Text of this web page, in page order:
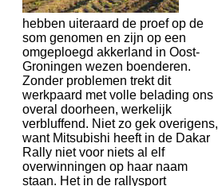
hebben uiteraard de proef op de
som genomen en zijn op een
omgeploegd akkerland in Oost-
Groningen wezen boenderen.
Zonder problemen trekt dit
werkpaard met volle belading ons
overal doorheen, werkelijk
verbluffend. Niet zo gek overigens,
want Mitsubishi heeft in de Dakar
Rally niet voor niets al elf
overwinningen op haar naam
staan. Het in de rallysport